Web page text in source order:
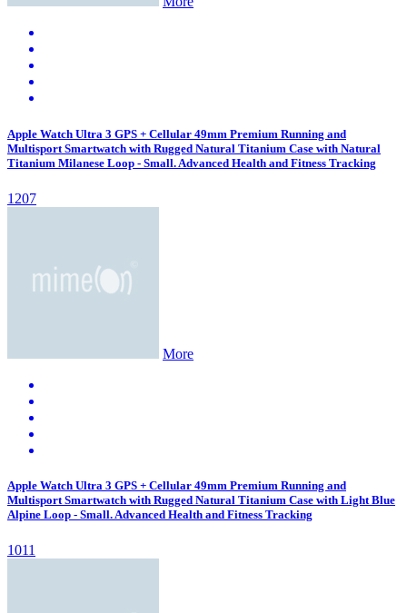
Apple Watch Ultra 3 GPS + Cellular 49mm Premium Running and
Multisport Smartwatch with Rugged Natural Titanium Case with Natural
Titanium Milanese Loop - Small. Advanced Health and Fitness Tracking
1207
More
Apple Watch Ultra 3 GPS + Cellular 49mm Premium Running and
Multisport Smartwatch with Rugged Natural Titanium Case with Light Blue
Alpine Loop - Small. Advanced Health and Fitness Tracking
1011